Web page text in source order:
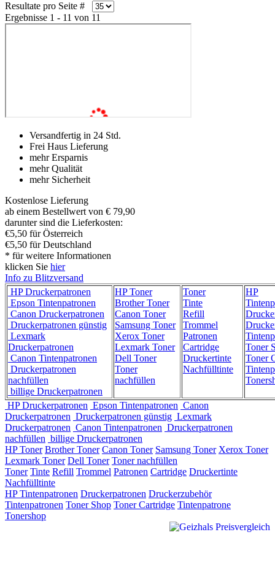
Resultate pro Seite #
Ergebnisse 1 - 11 von 11
Versandfertig in 24 Std.
Frei Haus Lieferung
mehr Ersparnis
mehr Qualität
mehr Sicherheit
Kostenlose Lieferung
ab einem Bestellwert von € 79,90
darunter sind die Lieferkosten:
€5,50 für Österreich
€5,50 für Deutschland
* für weitere Informationen
klicken Sie hier
Info zu Blitzversand
HP Druckerpatronen
Epson Tintenpatronen
Canon Druckerpatronen
Druckerpatronen günstig
Lexmark
Druckerpatronen
Canon Tintenpatronen
Druckerpatronen
nachfüllen
billige Druckerpatronen
HP Toner
Brother Toner
Canon Toner
Samsung Toner
Xerox Toner
Lexmark Toner
Dell Toner
Toner
nachfüllen
Toner
Tinte
Refill
Trommel
Patronen
Cartridge
Druckertinte
Nachfülltinte
HP
Toner
Toner
HP Druckerpatronen Epson Tintenpatronen Canon
Druckerpatronen Druckerpatronen günstig Lexmark
Druckerpatronen Canon Tintenpatronen Druckerpatronen
nachfüllen billige Druckerpatronen
HP Toner Brother Toner Canon Toner Samsung Toner Xerox Toner
Lexmark Toner Dell Toner Toner nachfüllen
Toner Tinte Refill Trommel Patronen Cartridge Druckertinte
Nachfülltinte
HP Tintenpatronen Druckerpatronen Druckerzubehör
Tintenpatronen Toner Shop Toner Cartridge Tintenpatrone
Tonershop